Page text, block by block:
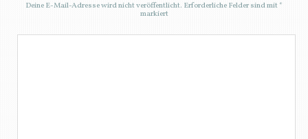
Deine E-Mail-Adresse wird nicht veröffentlicht. Erforderliche Felder sind mit*
markiert